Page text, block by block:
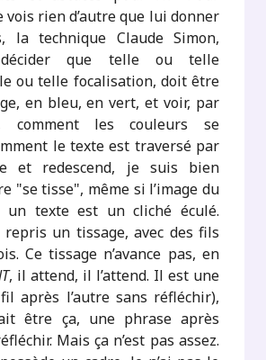
vois rien d’autre que lui donner
la technique Claude Simon,
décider que telle ou telle
ou telle focalisation, doit être
en bleu, en vert, et voir, par
comment les couleurs se
le texte est traversé par
et redescend, je suis bien
"se tisse", même si l’image du
un texte est un cliché éculé.
repris un tissage, avec des fils
Ce tissage n’avance pas, en
, il attend, il l’attend. Il est une
après l’autre sans réfléchir),
être ça, une phrase après
Mais ça n’est pas assez.